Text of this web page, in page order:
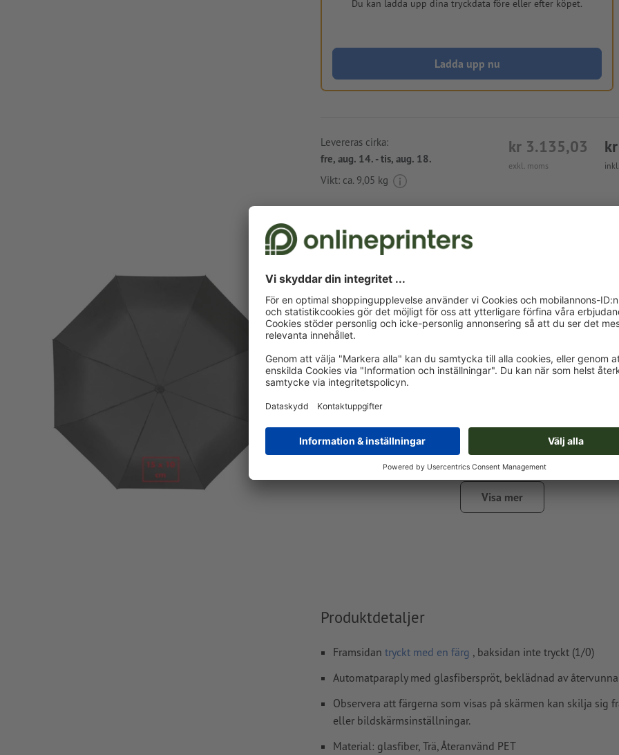
Du kan ladda upp dina tryckdata före eller efter köpet.
Ladda upp nu
exkl. moms
kr 3.135,03
Levereras cirka:
fre, aug. 14. - tis, aug. 18.
Vikt: ca. 9,05 kg
Tryckdataanvisningar Paraply Ipswich
Speciella egenskaper vid upprättande av tryckdata:
Produkten är tryckbar med en
FORMULA GUIDE Uncoated, förutom metallic och
Bärmaterialet kan lysa igenom vid
Den tryckfärdiga PDF-filen får bara innehålla vektorer;
bilder och -förlagor är inte lämpliga
Ytterligare information och tips om
vektordata
hjälpcenter.
kontrolleras inte av oss
Visa mer
Produktdetaljer
Framsidan tryckt med en färg , baksidan inte tryckt (1/0)
Automatparaply med glasfiberspröt, beklädnad av
Observera att färgerna som visas på skärmen kan skilja
eller bildskärmsinställningar.
Material: glasfiber, Trä, Återanvänd PET